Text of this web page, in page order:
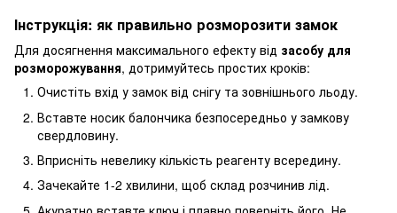
Інструкція: як правильно розморозити замок
Для досягнення максимального ефекту від засобу для
розморожування, дотримуйтесь простих кроків:
Очистіть вхід у замок від снігу та зовнішнього льоду.
Вставте носик балончика безпосередньо у замкову
свердловину.
Вприсніть невелику кількість реагенту всередину.
Зачекайте 1-2 хвилини, щоб склад розчинив лід.